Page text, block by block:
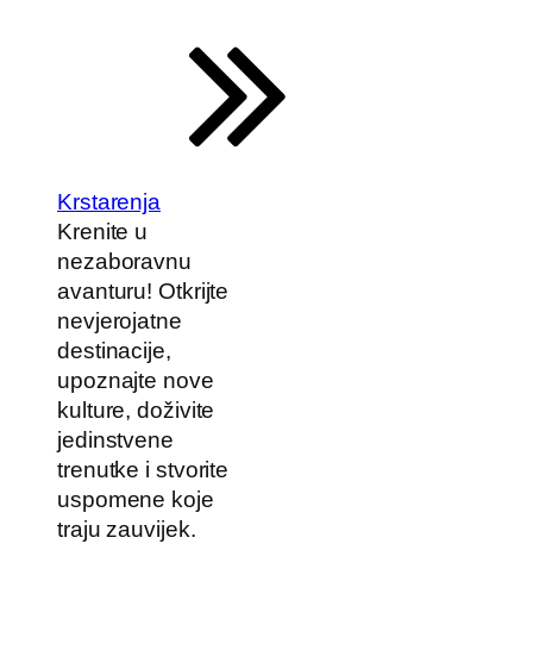
Krstarenja
Krenite u
nezaboravnu
avanturu! Otkrijte
nevjerojatne
destinacije,
upoznajte nove
kulture, doživite
jedinstvene
trenutke i stvorite
uspomene koje
traju zauvijek.